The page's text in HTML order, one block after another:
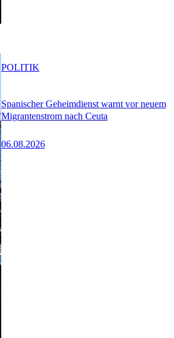
Spanischer Geheimdienst warnt vor neuem
Migrantenstrom nach Ceuta
06.08.2026
POLITIK